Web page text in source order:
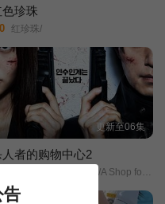
珍珠
红珍珠/
更新至06集
人者的购物中心2
A Shop for Killers S2/A Shop for Killers Season 2/
告